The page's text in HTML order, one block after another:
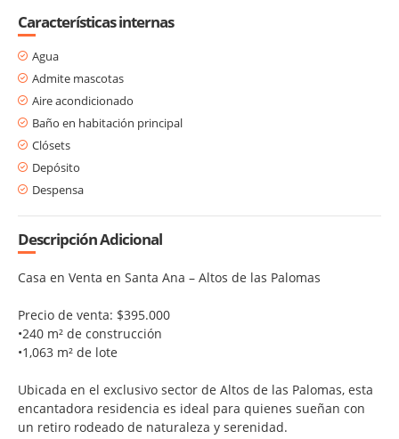
Características internas
Agua
Admite mascotas
Aire acondicionado
Baño en habitación principal
Clósets
Depósito
Despensa
Descripción Adicional
Casa en Venta en Santa Ana – Altos de las Palomas
Precio de venta: $395.000
•240 m² de construcción
•1,063 m² de lote
Ubicada en el exclusivo sector de Altos de las Palomas, esta
encantadora residencia es ideal para quienes sueñan con
un retiro rodeado de naturaleza y serenidad.